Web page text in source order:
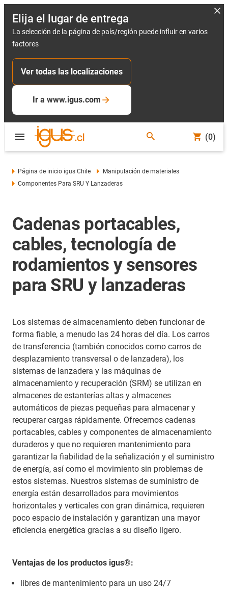
Elija el lugar de entrega
La selección de la página de país/región puede influir en varios
factores
Ver todas las localizaciones
Ir a www.igus.com
(0)
Página de inicio igus Chile
Manipulación de materiales
Componentes Para SRU Y Lanzaderas
Cadenas portacables,
cables, tecnología de
rodamientos y sensores
para SRU y lanzaderas
Los sistemas de almacenamiento deben funcionar de
forma fiable, a menudo las 24 horas del día. Los carros
de transferencia (también conocidos como carros de
desplazamiento transversal o de lanzadera), los
sistemas de lanzadera y las máquinas de
almacenamiento y recuperación (SRM) se utilizan en
almacenes de estanterías altas y almacenes
automáticos de piezas pequeñas para almacenar y
recuperar cargas rápidamente. Ofrecemos cadenas
portacables, cables y componentes de almacenamiento
duraderos y que no requieren mantenimiento para
garantizar la fiabilidad de la señalización y el suministro
de energía, así como el movimiento sin problemas de
estos sistemas. Nuestros sistemas de suministro de
energía están desarrollados para movimientos
horizontales y verticales con gran dinámica, requieren
poco espacio de instalación y garantizan una mayor
eficiencia energética gracias a su diseño ligero.
Ventajas de los productos igus®:
libres de mantenimiento para un uso 24/7